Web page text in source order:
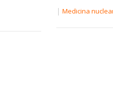
| Medicina